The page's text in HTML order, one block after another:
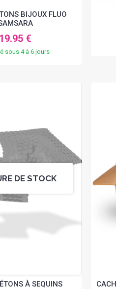
BIJOUX FLUO
19.95 €
sous 4 à 6 jours
DE STOCK
À SEQUINS